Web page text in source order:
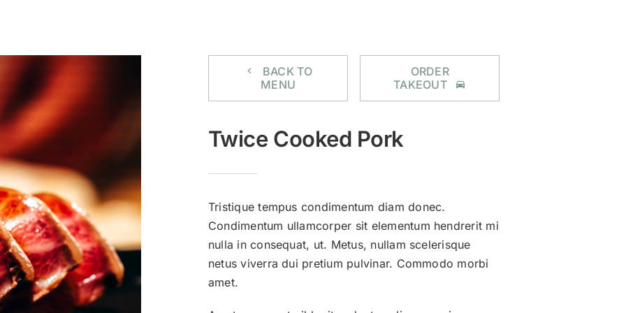
BACK TO
MENU
ORDER
TAKEOUT
Twice Cooked Pork
Tristique tempus condimentum diam donec.
Condimentum ullamcorper sit elementum hendrerit mi
nulla in consequat, ut. Metus, nullam scelerisque
netus viverra dui pretium pulvinar. Commodo morbi
amet.